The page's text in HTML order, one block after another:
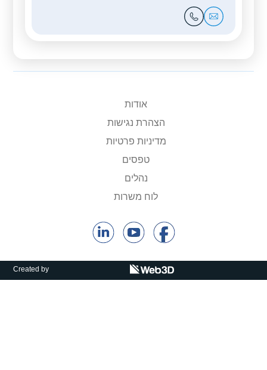
אודות
הצהרת נגישות
מדיניות פרטיות
טפסים
נהלים
לוח משרות
Created by